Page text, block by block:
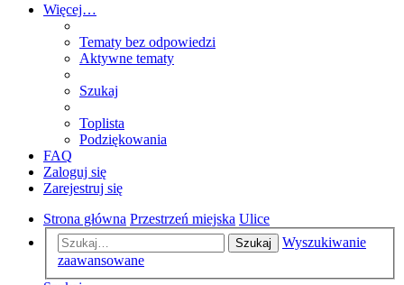
Więcej…
Tematy bez odpowiedzi
Aktywne tematy
Szukaj
Toplista
Podziękowania
FAQ
Zaloguj się
Zarejestruj się
Strona główna Przestrzeń miejska Ulice
Szukaj
Wyszukiwanie
zaawansowane